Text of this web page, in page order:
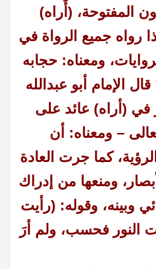
المفتوحة، (أَراه)
رواه جميع الرواة في
ومعناه: حجابه
الإمام أبو عبدالله
في (أراه) عائد على
– ومعناه: أن
كما جرت العادة
ومنعها من إدراك
وبينه، وقوله: (رأيت
النور فحسب، ولم أرَ